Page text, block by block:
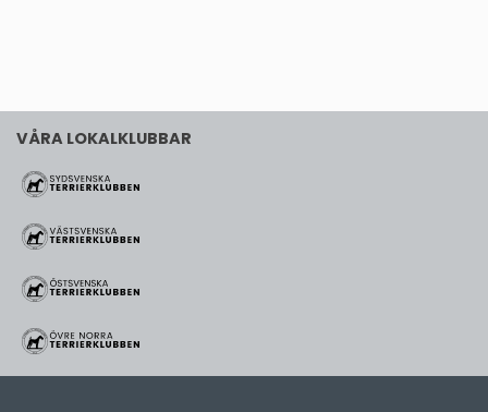
VÅRA LOKALKLUBBAR